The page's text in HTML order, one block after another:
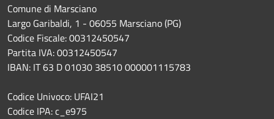
Comune di Marsciano
Largo Garibaldi, 1 - 06055 Marsciano (PG)
Codice Fiscale: 00312450547
Partita IVA: 00312450547
IBAN: IT 63 D 01030 38510 000001115783
Codice Univoco: UFAI21
Codice IPA: c_e975